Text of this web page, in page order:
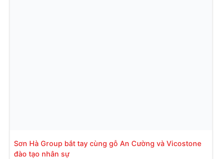
Sơn Hà Group bắt tay cùng gỗ An Cường và Vicostone
đào tạo nhân sự